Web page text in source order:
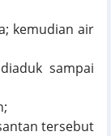
kemudian air
sampai
tersebut